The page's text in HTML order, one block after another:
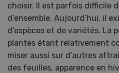
choisir. Il est parfois difficile
d’ensemble. Aujourd’hui, il
d’espèces et de variétés. La
plantes étant relativement
miser aussi sur d’autres
des feuilles, apparence en